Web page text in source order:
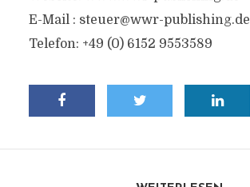
E-Mail : steuer@wwr-publishing.de
Telefon: +49 (0) 6152 9553589